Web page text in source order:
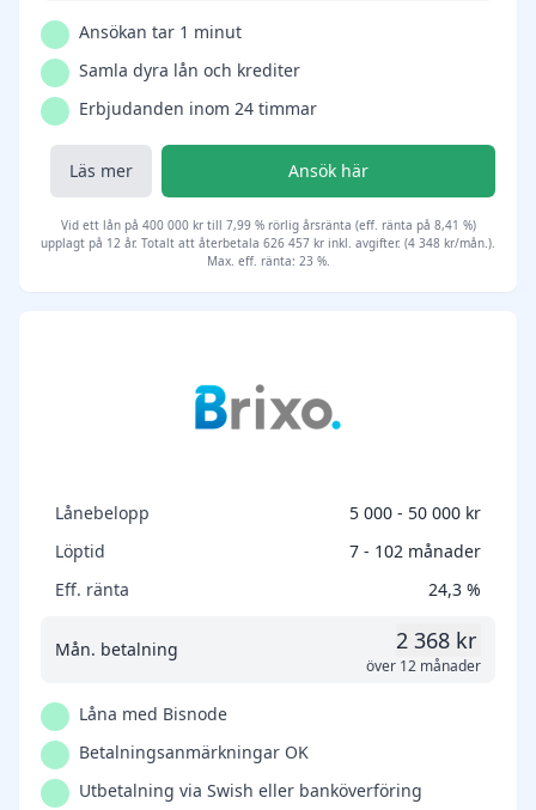
Ansökan tar 1 minut
Samla dyra lån och krediter
Erbjudanden inom 24 timmar
Läs mer Ansök här
Vid ett lån på 400 000 kr till 7,99 % rörlig årsränta (eff. ränta på 8,41 %)
upplagt på 12 år. Totalt att återbetala 626 457 kr inkl. avgifter. (4 348 kr/mån.).
Max. eff. ränta: 23 %.
Lånebelopp
5 000 - 50 000 kr
Löptid
7 - 102 månader
Eff. ränta
24,3 %
Mån. betalning 2 368 kr
över 12 månader
Låna med Bisnode
Betalningsanmärkningar OK
Utbetalning via Swish eller banköverföring